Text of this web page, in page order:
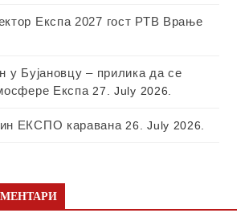
Експа 2027 гост РТВ Врање
у Бујановцу – прилика да се
Експа 27. July 2026.
ЕКСПО каравана 26. July 2026.